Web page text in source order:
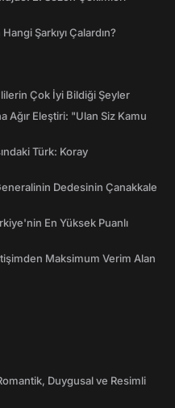
Şarkıyı Çalardın?
Çok İyi Bildiği Şeyler
Ağır Eleştiri: "Ulan Siz Kamu
Türk: Koray
Dedesinin Çanakkale
En Yüksek Puanlı
Maksimum Verim Alan
Duygusal ve Resimli